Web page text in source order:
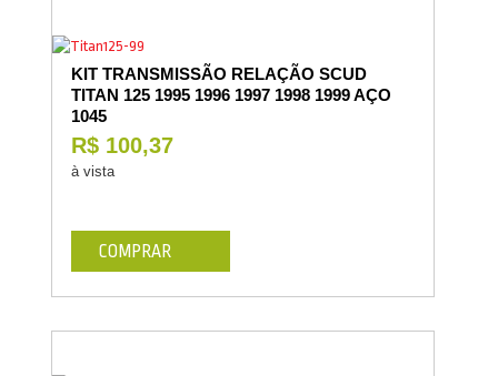
KIT TRANSMISSÃO RELAÇÃO SCUD
TITAN 125 1995 1996 1997 1998 1999 AÇO
1045
R$ 100,37
à vista
COMPRAR